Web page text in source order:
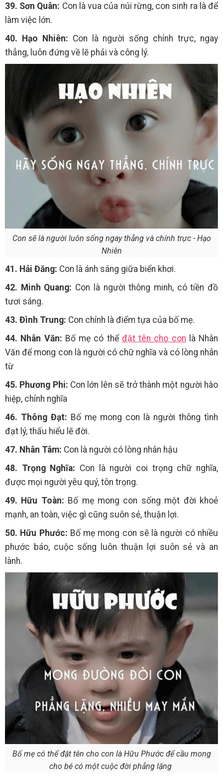
39. Sơn Quân: Con là vua của núi rừng, con sinh ra là để
làm việc lớn.
40. Hạo Nhiên: Con là người sống chính trực, ngay
thẳng, luôn đứng về lẽ phải và công lý.
Con sẽ là người luôn sống ngay thẳng và chính trực - Hạo
Nhiên
41. Hải Đăng: Con là ánh sáng giữa biển khơi.
42. Minh Quang: Con là người thông minh, có tiền đồ
tươi sáng.
43. Đình Trung: Con chính là điểm tựa của bố mẹ.
44. Nhân Văn: Bố mẹ có thể đặt tên cho con là Nhân
Văn để mong con là người có chữ nghĩa và có lòng nhân
từ
45. Phương Phi: Con lớn lên sẽ trở thành một người hào
hiệp, chính nghĩa
46. Thông Đạt: Bố mẹ mong con là người thông tình
đạt lý, thấu hiểu lẽ đời.
47. Nhân Tâm: Con là người có lòng nhân hậu
48. Trọng Nghĩa: Con là người coi trọng chữ nghĩa,
được mọi người yêu quý, tôn trọng.
49. Hữu Toàn: Bố mẹ mong con sống một đời khoẻ
mạnh, an toàn, việc gì cũng suôn sẻ, thuận lợi.
50. Hữu Phước: Bố mẹ mong con sẽ là người có nhiều
phước báo, cuộc sống luôn thuận lợi suôn sẻ và an
lành.
Bố mẹ có thể đặt tên cho con là Hữu Phước để cầu mong
cho bé có một cuộc đời phẳng lặng